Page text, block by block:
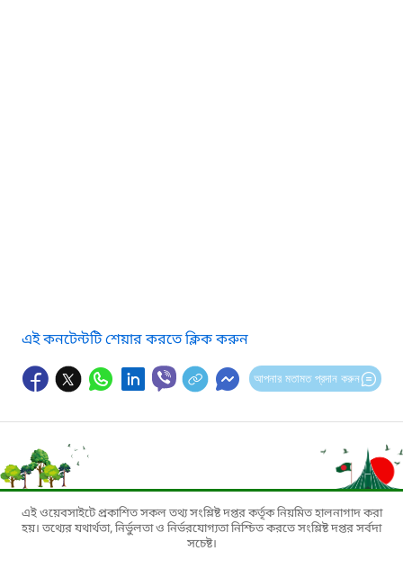
এই কনটেন্টটি শেয়ার করতে ক্লিক করুন
আপনার মতামত প্রদান করুন
এই ওয়েবসাইটে প্রকাশিত সকল তথ্য সংশ্লিষ্ট দপ্তর কর্তৃক নিয়মিত হালনাগাদ করা
হয়। তথ্যের যথার্থতা, নির্ভুলতা ও নির্ভরযোগ্যতা নিশ্চিত করতে সংশ্লিষ্ট দপ্তর সর্বদা
সচেষ্ট।